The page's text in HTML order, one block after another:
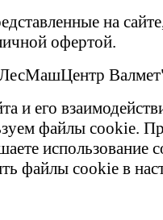
на
офертой.
и его
файлы cookie.
использование
файлы cookie в